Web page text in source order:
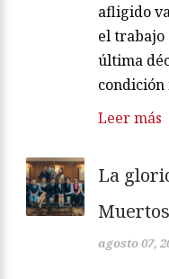
afligido
el trabajo
última
Leer más
La
agosto 07,